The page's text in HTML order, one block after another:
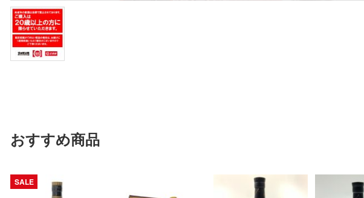
おすすめ商品
SALE